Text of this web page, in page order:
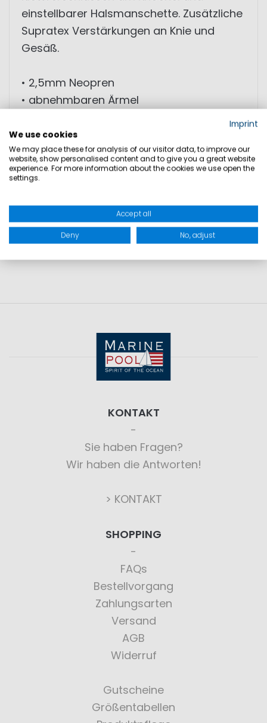
einstellbarer Halsmanschette. Zusätzliche
Supratex Verstärkungen an Knie und
Gesäß.
• 2,5mm Neopren
• abnehmbaren Ärmel
Gesäß
PRODUKTSICHERHEIT
KONTAKT
Sie haben Fragen?
Wir haben die Antworten!
> KONTAKT
SHOPPING
FAQs
Bestellvorgang
Zahlungsarten
Versand
AGB
Widerruf
Gutscheine
Größentabellen
Imprint
We use cookies
We may place these for analysis of our visitor data, to improve our
website, show personalised content and to give you a great website
experience. For more information about the cookies we use open the
settings.
Accept all
Deny No, adjust